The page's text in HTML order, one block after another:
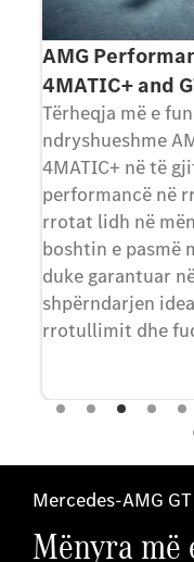
Sistemi i
përparmë
Falë funksionit të
mund ta ngrini
në 30 mm me
pjesët shtesë të
nga dëmtimi. Kjo
dobishme, për
rampa, në hyrje
kur parkoni.
Mercedes-AMG
Mënyra më